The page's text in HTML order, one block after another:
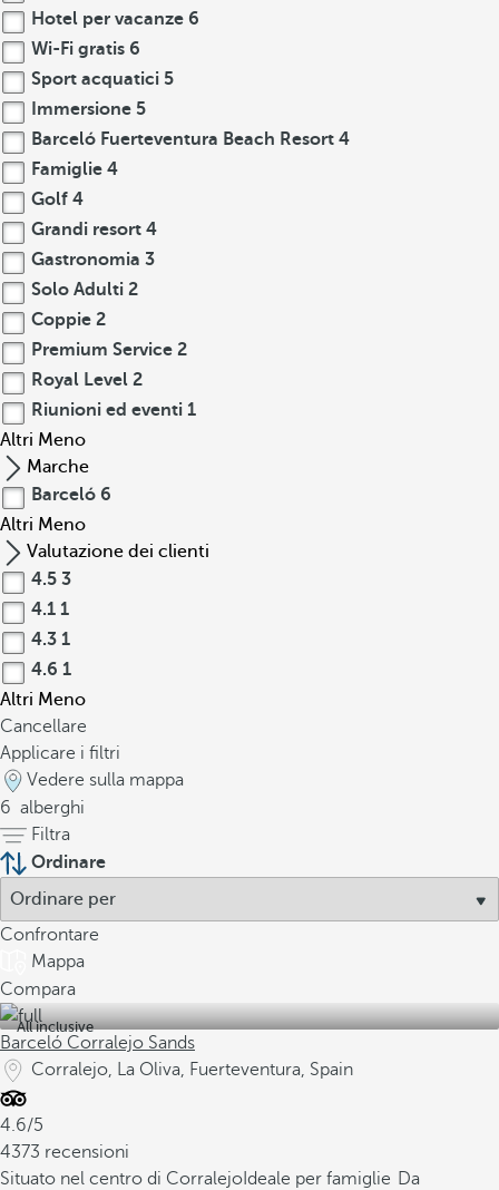
Hotel per vacanze 6
Wi-Fi gratis 6
Sport acquatici 5
Immersione 5
Barceló Fuerteventura Beach Resort 4
Famiglie 4
Golf 4
Grandi resort 4
Gastronomia 3
Solo Adulti 2
Coppie 2
Premium Service 2
Royal Level 2
Riunioni ed eventi 1
Altri Meno
Marche
Barceló 6
Altri Meno
Valutazione dei clienti
4.5 3
4.1 1
4.3 1
4.6 1
Altri Meno
Cancellare
Applicare i filtri
Vedere sulla mappa
6 alberghi
Filtra
Ordinare
Confrontare
Mappa
Compara
All inclusive
Barceló Corralejo Sands
Corralejo, La Oliva, Fuerteventura, Spain
4.6/5
4373 recensioni
Situato nel centro di Corralejo Ideale per famiglie Da